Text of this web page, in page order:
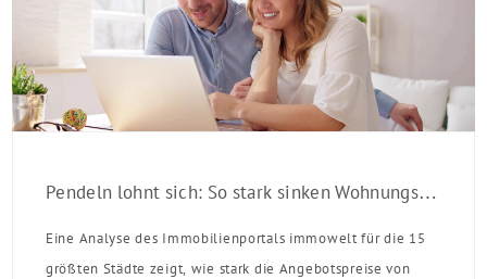
Pendeln lohnt sich: So stark sinken Wohnungspreise im Umland
Eine Analyse des Immobilienportals immowelt für die 15
größten Städte zeigt, wie stark die Angebotspreise von